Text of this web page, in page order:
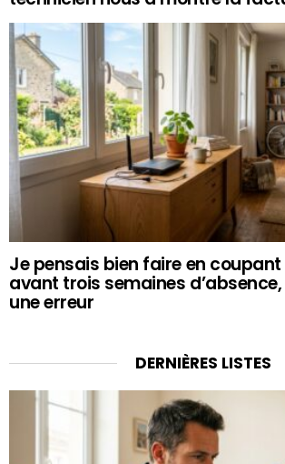
Je pensais bien faire en
avant trois semaines
une erreur
DERNIÈRES LISTES